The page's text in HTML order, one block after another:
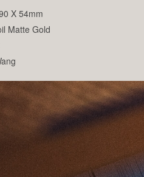
X 54mm
Matte Gold